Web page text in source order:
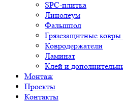
SPC-плитка
Линолеум
Фальшпол
Грязезащитные
Ковродержатели
Ламинат
Клей и
Монтаж
Проекты
Контакты